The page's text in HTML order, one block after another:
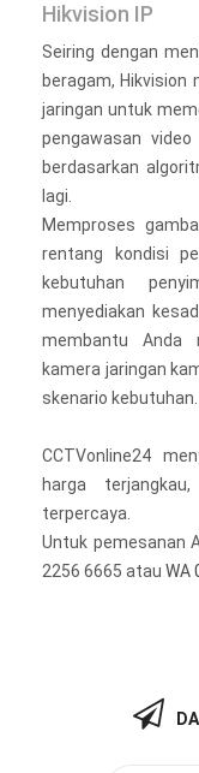
Hikvision IP
Seiring dengan
beragam, Hikvision
jaringan untuk
pengawasan
berdasarkan
lagi.
Memproses
rentang kondisi
kebutuhan
menyediakan
membantu Anda
kamera jaringan
skenario kebutuhan.
CCTVonline24
harga
terpercaya.
Untuk pemesanan
2256 6665 atau WA